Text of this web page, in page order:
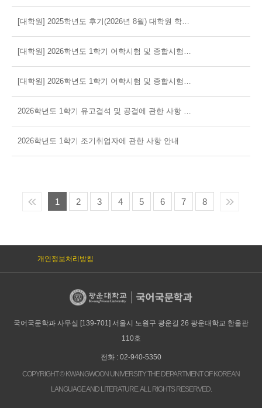
[대학원] 2025학년도 후기(2026년 8월) 대학원 학위청구논문 심사계획 공고
[대학원] 2026학년도 1학기 어학시험 및 종합시험 시행 공고
[대학원] 2026학년도 1학기 어학시험 및 종합시험 시행계획 안내
2026학년도 1학기 유고결석 및 공결에 관한 사항 안내
2026학년도 1학기 조기취업자에 관한 사항 안내
1 2 3 4 5 6 7 8
개인정보처리방침
국어국문학과 사무실 [139-701] 서울시 노원구 광운길 26 광운대학교 한울관
110호
전화 : 02-940-5350
COPYRIGHT © KWANGWOON UNIVERSITY THE DEPARTMENT OF KOREAN
LANGUAGE AND LITERATURE. ALL RIGHTS RESERVED.